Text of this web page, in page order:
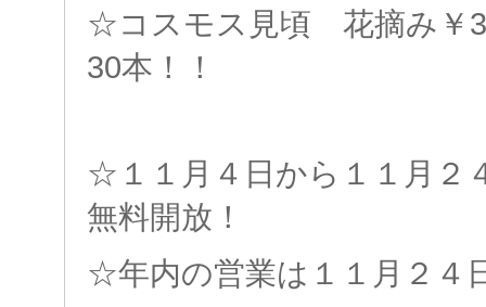
☆コスモス見頃 花摘み￥
30本！！
☆１１月４日から１１月２
無料開放！
☆年内の営業は１１月２４